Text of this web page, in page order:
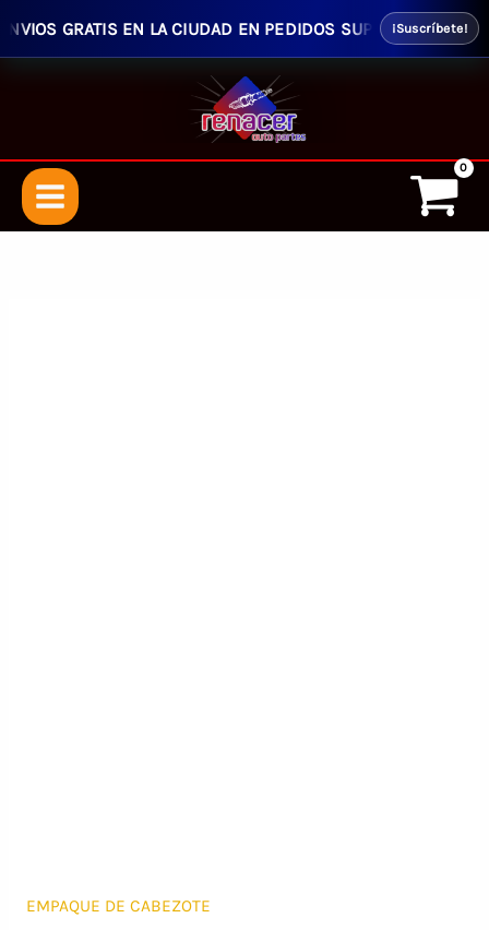
GRATIS EN LA CIUDAD EN PEDIDOS SUPERIORES¡Suscríbete!
EMPAQUE DE CABEZOTE